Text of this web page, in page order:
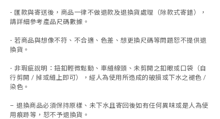
- 匯款與寄送後，商品一律不做退款及退換貨處理（除款式寄錯），
請詳細參考產品尺碼數據 。
- 若商品與想像不符、不合適、色差、想更換尺碼等問題恕不提供退
換貨。
- 非瑕疵說明：鈕釦輕微鬆動、車縫線頭、未剪開之釦眼或口袋（自
行剪開 / 掉或縫上即可），經人為使用所造成的破損或下水之褪色 /
染色。
- 退換商品必須保持原樣、未下水且寄回後如有任何異味或是人為使
用痕跡等 ， 恕不予退換貨。